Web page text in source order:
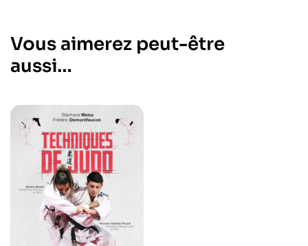
Vous aimerez peut-être
aussi…